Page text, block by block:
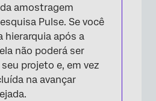
amostragem
Pulse. Se você
hierarquia após a
não poderá ser
projeto e, em vez
na avançar